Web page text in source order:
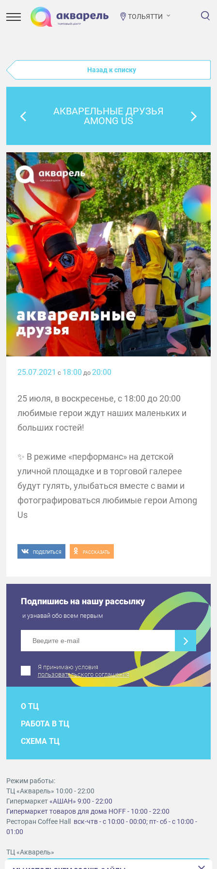
ТОЛЬЯТТИ
Назад к списку
АКВАРЕЛЬНЫЕ ДРУЗЬЯ
AMONG US
25.07.2021 с 18:00 до 20:00
25 июля, в воскресенье, с 18:00 до 20:00
любимые герои ждут наших маленьких и
больших гостей!
✨ В режиме «перформанс» на детской
уличной площадке и в торговой галерее
будут гулять, улыбаться вместе с вами и
фотографироваться любимые герои Among
Us
ПОДЕЛИТЬСЯ РАССКАЗАТЬ
Подпишись на нашу рассылку
и узнавай обо всем первым
Я принимаю условия
пользовательского соглашения
О ТЦ
РАБОТА В ТЦ
СХЕМА ТЦ
Режим работы:
ТЦ «Акварель» 10:00 - 22:00
Гипермаркет«АШАН» 9:00 - 22:00
Гипермаркет товаров для дома HOFF - 10:00 - 22:00
Ресторан Coffee Hall вск-чтв - с 10:00 - 00:00; пт- сб - с 10:00 -
01:00
ТЦ «Акварель»